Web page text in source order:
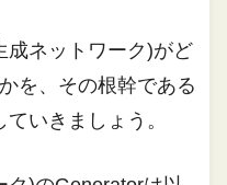
成ネットワーク)がど
を、その根幹である
いきましょう。